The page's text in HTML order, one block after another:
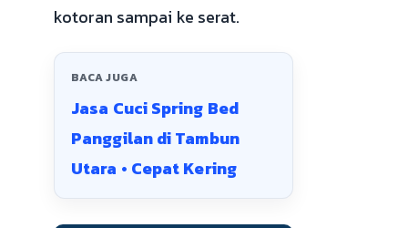
kotoran sampai ke serat.
BACA JUGA
Jasa Cuci Spring Bed
Panggilan di Tambun
Utara • Cepat Kering